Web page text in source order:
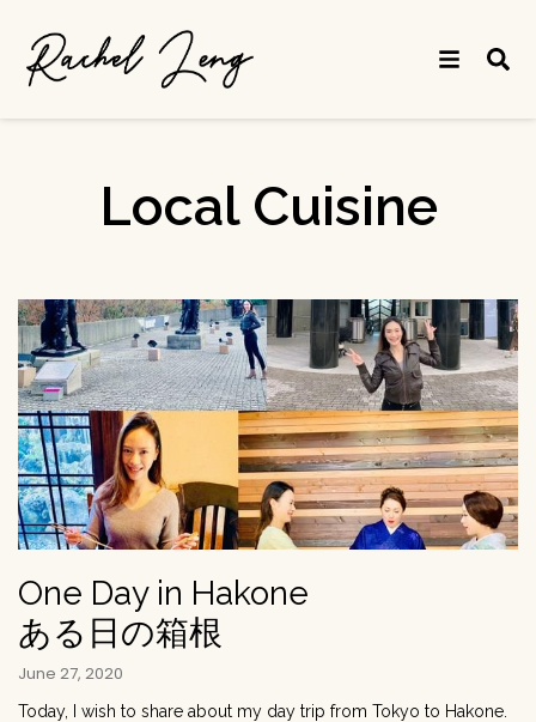
Local Cuisine
One Day in Hakone
ある日の箱根
June 27, 2020
Today, I wish to share about my day trip from Tokyo to Hakone.